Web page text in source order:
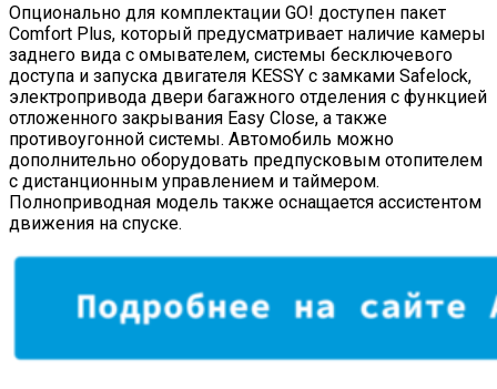
Опционально для комплектации GO! доступен пакет
Comfort Plus, который предусматривает наличие камеры
заднего вида с омывателем, системы бесключевого
доступа и запуска двигателя KESSY с замками Safelock,
электропривода двери багажного отделения с функцией
отложенного закрывания Easy Close, а также
противоугонной системы. Автомобиль можно
дополнительно оборудовать предпусковым отопителем
с дистанционным управлением и таймером.
Полноприводная модель также оснащается ассистентом
движения на спуске.